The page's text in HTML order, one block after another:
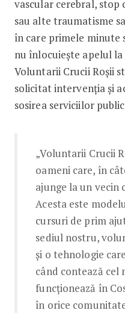
vascular cerebral,
sau alte traumatisme
în care primele minute
nu înlocuiește apelul
Voluntarii Crucii Roșii
solicitat intervenția și
sosirea serviciilor
„Voluntarii Crucii
oameni care, în
ajunge la un vecin
Acesta este
cursuri de prim
sediul nostru,
și o tehnologie
când contează cel
funcționează în
în orice